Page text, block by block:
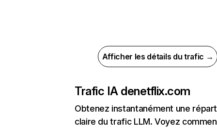
Afficher les détails du trafic →
Trafic IA denetflix.com
Obtenez instantanément une
claire du trafic LLM. Voyez